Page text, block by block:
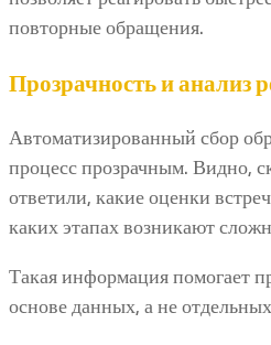
повторные обращения.
Прозрачность и анализ
Автоматизированный сбор
процесс прозрачным. Видно,
ответили, какие оценки
каких этапах возникают
Такая информация помогает
основе данных, а не